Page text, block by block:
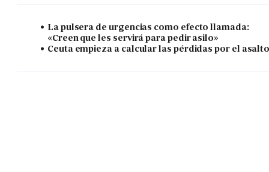
La pulsera de urgencias como efecto llamada:
«Creen que les servirá para pedir asilo»
Ceuta empieza a calcular las pérdidas por el